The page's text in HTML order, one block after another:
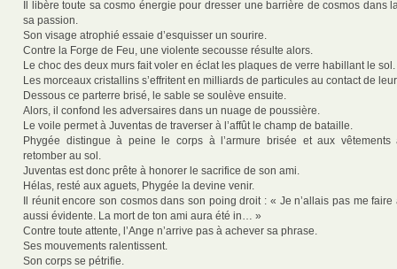
Il libère toute sa cosmo énergie pour dresser une barrière de cosmos dans
sa passion.
Son visage atrophié essaie d’esquisser un sourire.
Contre la Forge de Feu, une violente secousse résulte alors.
Le choc des deux murs fait voler en éclat les plaques de verre habillant le sol.
Les morceaux cristallins s’effritent en milliards de particules au contact de
Dessous ce parterre brisé, le sable se soulève ensuite.
Alors, il confond les adversaires dans un nuage de poussière.
Le voile permet à Juventas de traverser à l’affût le champ de bataille.
Phygée distingue à peine le corps à l’armure brisée et aux vêtements
retomber au sol.
Juventas est donc prête à honorer le sacrifice de son ami.
Hélas, resté aux aguets, Phygée la devine venir.
Il réunit encore son cosmos dans son poing droit : « Je n’allais pas me
aussi évidente. La mort de ton ami aura été in… »
Contre toute attente, l’Ange n’arrive pas à achever sa phrase.
Ses mouvements ralentissent.
Son corps se pétrifie.